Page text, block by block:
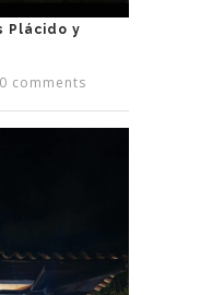
Plácido y
0 comments